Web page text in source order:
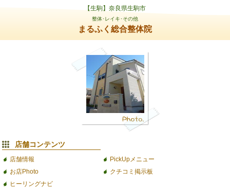
【生駒】奈良県生駒市
整体･レイキ･その他
まるふく総合整体院
店舗コンテンツ
店舗情報
PickUpメニュー
お店Photo
クチコミ掲示板
ヒーリングナビ